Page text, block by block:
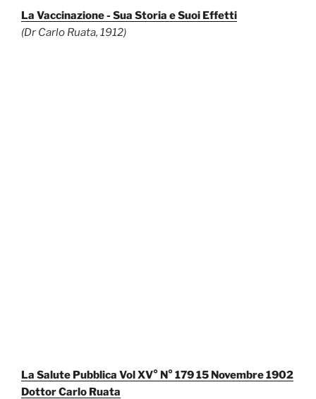
La Vaccinazione - Sua Storia e Suoi Effetti
(Dr Carlo Ruata, 1912)
La Salute Pubblica Vol XV° N° 179 15 Novembre 1902
Dottor Carlo Ruata